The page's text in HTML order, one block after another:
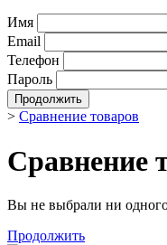
Имя
Email
Телефон
Пароль
Продолжить
> Сравнение товаров
Сравнение
Вы не выбрали ни
Продолжить